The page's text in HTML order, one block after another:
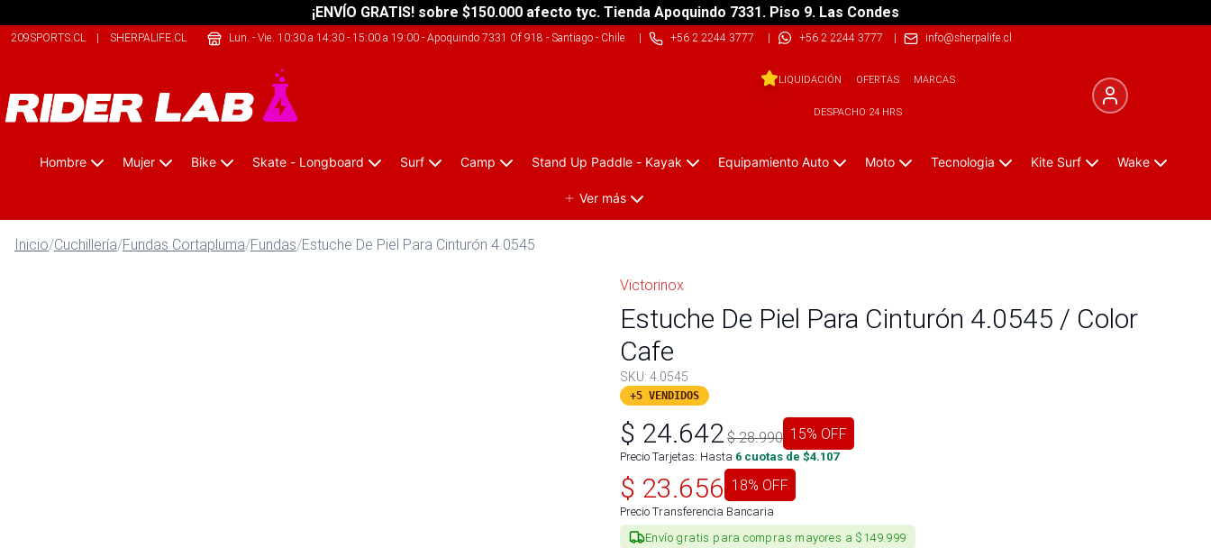
¡ENVÍO GRATIS! sobre $150.000 afecto tyc. Tienda Apoquindo 7331. Piso 9. Las Condes
209SPORTS.CL | SHERPALIFE.CL |SAFELIFE.CL
Lun. - Vie. 10:30 a 14:30 - 15:00 a 19:00- Apoquindo 7331 Of 918 - Santiago - Chile| +56 2 2244 3777 | +56 2 2244 3777 | info@sherpalife.cl
LIQUIDACIÓN OFERTAS MARCAS
DESPACHO 24 HRS
Hombre Mujer Bike Skate - Longboard Surf Camp Stand Up Paddle - Kayak Equipamiento Auto Moto Tecnologia Kite Surf Wake
Ver más
Inicio/Cuchillería/Fundas Cortapluma/Fundas/Estuche De Piel Para Cinturón 4.0545
Victorinox
Estuche De Piel Para Cinturón 4.0545 / Color
Cafe
SKU: 4.0545
+5 VENDIDOS
$ 24.642 $28.990 15% OFF
Precio Tarjetas: Hasta 6 cuotas de $4.107
$ 23.656 18% OFF
Precio Transferencia Bancaria
Envío gratis para compras mayores a $149.999